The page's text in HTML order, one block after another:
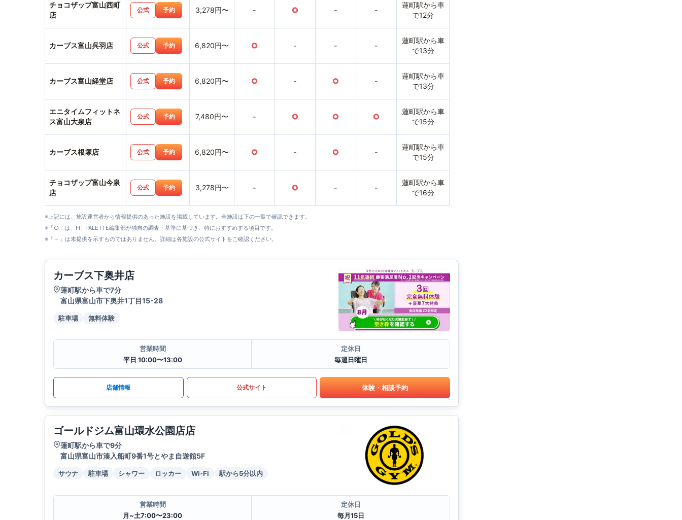
チョコザップ富山西町
店
公式 予約 3,278円〜 - ○ - -
蓮町駅から車
で12分
カーブス富山呉羽店 公式 予約 6,820円〜 ○ - - -
蓮町駅から車
で13分
カーブス富山経堂店 公式 予約 6,820円〜 ○ - ○ -
蓮町駅から車
で13分
エニタイムフィットネ
ス富山大泉店
公式 予約 7,480円〜 - ○ ○ ○
蓮町駅から車
で15分
カーブス根塚店 公式 予約 6,820円〜 ○ - ○ -
蓮町駅から車
で15分
チョコザップ富山今泉
店
公式 予約 3,278円〜 - ○ - -
蓮町駅から車
で16分
※上記には、施設運営者から情報提供のあった施設を掲載しています。全施設は下の一覧で確認できます。
※「○」は、FIT PALETTE編集部が独自の調査・基準に基づき、特におすすめする項目です。
※「－」は未提供を示すものではありません。詳細は各施設の公式サイトをご確認ください。
カーブス下奥井店
蓮町駅から車で7分
富山県富山市下奥井1丁目15-28
駐車場 無料体験
営業時間
平日 10:00〜13:00
定休日
毎週日曜日
店舗情報 公式サイト 体験・相談予約
ゴールドジム富山環水公園店店
蓮町駅から車で9分
富山県富山市湊入船町9番1号とやま自遊館5F
サウナ 駐車場 シャワー ロッカー Wi-Fi 駅から5分以内
営業時間
月~土7:00〜23:00
定休日
毎月15日